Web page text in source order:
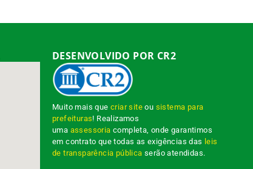
DESENVOLVIDO POR CR2
Muito mais quecriar site ou sistema para
prefeituras! Realizamos
uma assessoria completa, onde garantimos
em contrato que todas as exigências das leis
de transparência pública serão atendidas.